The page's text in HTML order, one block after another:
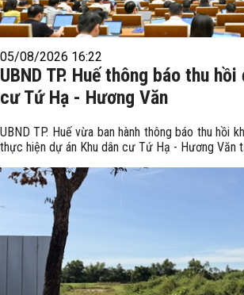
05/08/2026 16:22
UBND TP. Huế thông báo thu
cư Tứ Hạ - Hương Văn
UBND TP. Huế vừa ban hành thông báo thu hồi
thực hiện dự án Khu dân cư Tứ Hạ - Hương Văn